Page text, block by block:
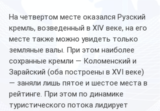
На четвертом месте оказался Рузский
кремль, возведенный в XIV веке, на его
месте также можно увидеть только
земляные валы. При этом наиболее
сохранные кремли — Коломенский и
Зарайский (оба построены в XVI веке)
— заняли лишь пятое и шестое места в
рейтинге. При этом по динамике
туристического потока лидирует